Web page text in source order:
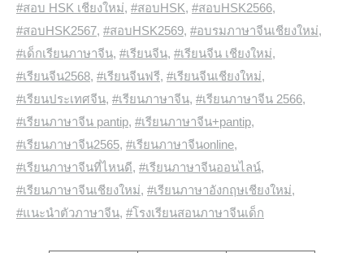
#สอบ HSK เชียงใหม่, #สอบHSK, #สอบHSK2566,
#สอบHSK2567, #สอบHSK2569, #อบรมภาษาจีนเชียงใหม่,
#เด็กเรียนภาษาจีน, #เรียนจีน, #เรียนจีน เชียงใหม่,
#เรียนจีน2568, #เรียนจีนฟรี, #เรียนจีนเชียงใหม่,
#เรียนประเทศจีน, #เรียนภาษาจีน, #เรียนภาษาจีน 2566,
#เรียนภาษาจีน pantip, #เรียนภาษาจีน+pantip,
#เรียนภาษาจีน2565, #เรียนภาษาจีนonline,
#เรียนภาษาจีนที่ไหนดี, #เรียนภาษาจีนออนไลน์,
#เรียนภาษาจีนเชียงใหม่, #เรียนภาษาอังกฤษเชียงใหม่,
#แนะนำตัวภาษาจีน, #โรงเรียนสอนภาษาจีนเด็ก